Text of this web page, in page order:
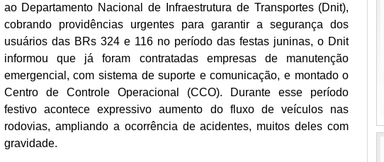
ao Departamento Nacional de Infraestrutura de Transportes (Dnit),
cobrando providências urgentes para garantir a segurança dos
usuários das BRs 324 e 116 no período das festas juninas, o Dnit
informou que já foram contratadas empresas de manutenção
emergencial, com sistema de suporte e comunicação, e montado o
Centro de Controle Operacional (CCO). Durante esse período
festivo acontece expressivo aumento do fluxo de veículos nas
rodovias, ampliando a ocorrência de acidentes, muitos deles com
gravidade.